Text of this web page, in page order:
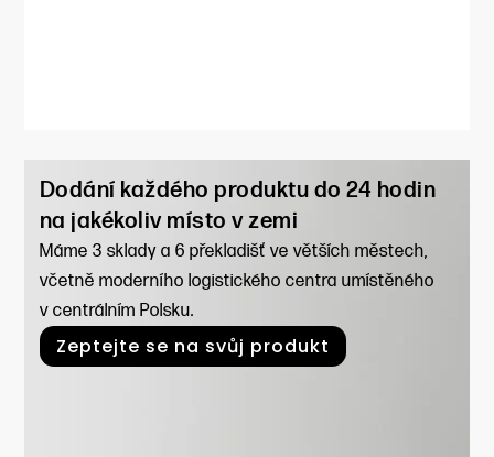
Dodání každého produktu do 24 hodin
na jakékoliv místo v zemi
Máme 3 sklady a 6 překladišť ve větších městech,
včetně moderního logistického centra umístěného
v centrálním Polsku.
Zeptejte se na svůj produkt